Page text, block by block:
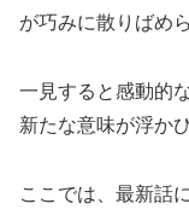
が巧みに散りばめ
一見すると感動的
新たな意味が浮か
ここでは、最新話